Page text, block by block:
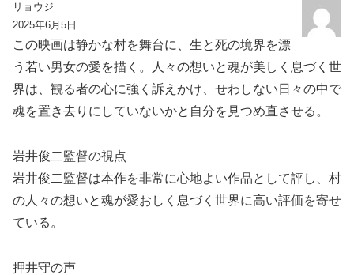
リョウジ
2025年6月5日
この映画は静かな村を舞台に、生と死の境界を漂
う若い男女の愛を描く。人々の想いと魂が美しく息づく世
界は、観る者の心に強く訴えかけ、せわしない日々の中で
魂を置き去りにしていないかと自分を見つめ直させる。
岩井俊二監督の視点
岩井俊二監督は本作を非常に心地よい作品として評し、村
の人々の想いと魂が愛おしく息づく世界に高い評価を寄せ
ている。
押井守の声